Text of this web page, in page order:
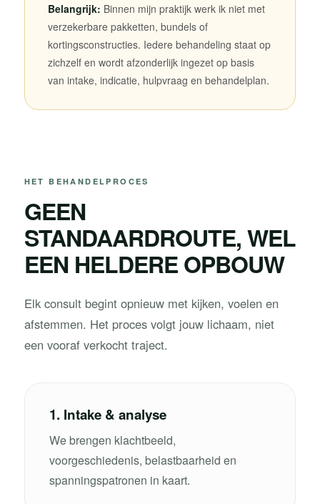
Belangrijk: Binnen mijn praktijk werk ik niet met
verzekerbare pakketten, bundels of
kortingsconstructies. Iedere behandeling staat op
zichzelf en wordt afzonderlijk ingezet op basis
van intake, indicatie, hulpvraag en behandelplan.
HET BEHANDELPROCES
GEEN
STANDAARDROUTE, WEL
EEN HELDERE OPBOUW
Elk consult begint opnieuw met kijken, voelen en
afstemmen. Het proces volgt jouw lichaam, niet
een vooraf verkocht traject.
1. Intake & analyse
We brengen klachtbeeld,
voorgeschiedenis, belastbaarheid en
spanningspatronen in kaart.